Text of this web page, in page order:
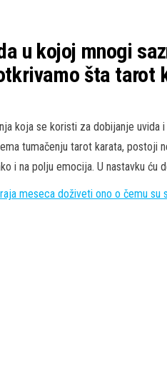
u kojoj mnogi
šta tarot
koja se koristi za dobijanje uvida
tumačenju tarot karata, postoji
i na polju emocija. U nastavku ću
meseca doživeti ono o čemu su